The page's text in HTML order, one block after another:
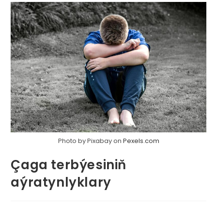
Photo by Pixabay on Pexels.com
Çaga terbýesiniň
aýratynlyklary